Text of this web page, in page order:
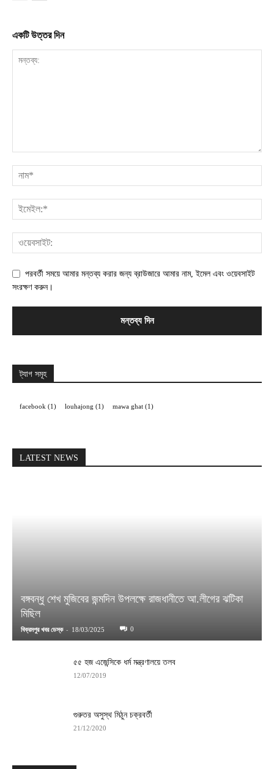
একটি উত্তর দিন
পরবর্তী সময়ে আমার মন্তব্য করার জন্য ব্রাউজারে আমার নাম, ইমেল এবং ওয়েবসাইট
সংরক্ষণ করুন।
ট্যাগ সমূহ
facebook (1) louhajong (1) mawa ghat (1)
LATEST NEWS
বঙ্গবন্ধু শেখ মুজিবের জন্মদিন উপলক্ষে রাজধানীতে আ.লীগের ঝটিকা
মিছিল
বিক্রমপুর খবর ডেস্ক - 18/03/2025 0
৫৫ হজ এজেন্সিকে ধর্ম মন্ত্রণালয়ে তলব
12/07/2019
গুরুতর অসুস্থ মিঠুন চক্রবর্তী
21/12/2020